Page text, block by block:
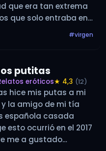
que era tan extrema
que solo entraba en
a salir de fiesta,#virgen
putitas
eróticos★ 4,3 (12)
hice mis putas a mi
y la amigo de mi tía
española casada
esto ocurrió en el 2017
me a gustado…